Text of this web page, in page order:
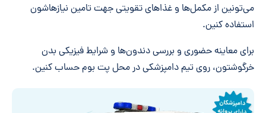
می‌تونین از مکمل‌ها و غذاهای تقویتی جهت تامین نیازهاشون
استفاده کنین.
برای معاینه حضوری و بررسی دندون‌ها و شرایط فیزیکی بدن
خرگوشتون، روی تیم دامپزشکی در محل پت بوم حساب کنین.